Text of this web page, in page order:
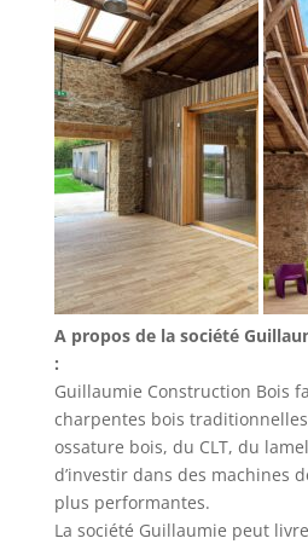
A propos de la société
:
Guillaumie Construction Bois
charpentes bois
ossature bois, du CLT, du
d’investir dans des machines
plus performantes.
La société Guillaumie peut